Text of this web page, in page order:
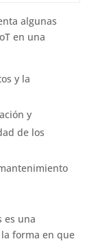
algunas
en una
y la
y
de los
es una
forma en que